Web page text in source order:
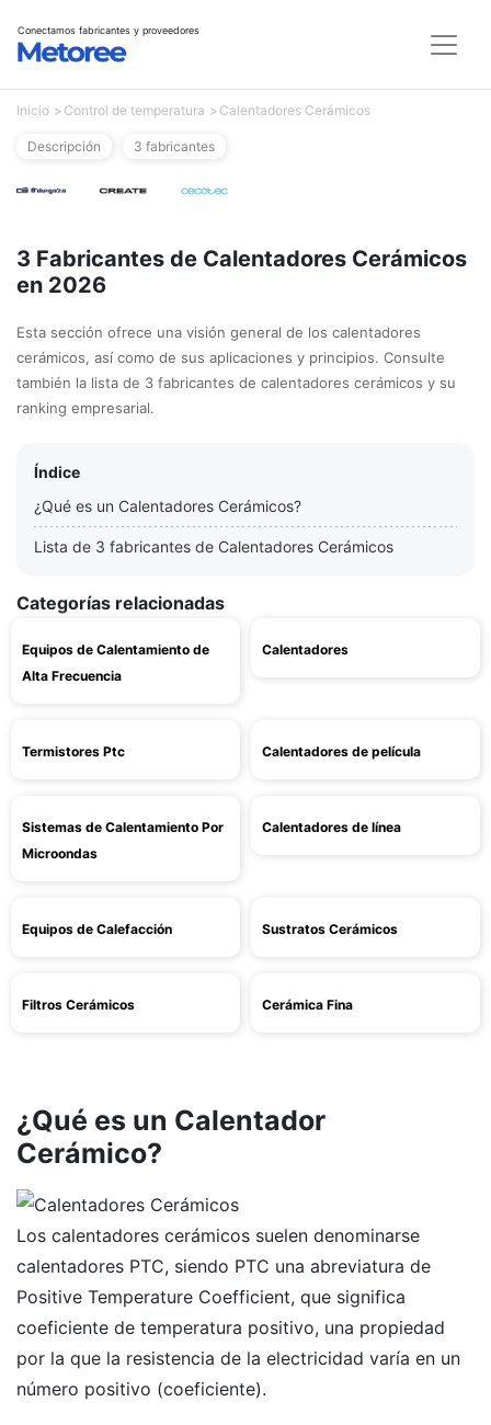
Conectamos fabricantes y proveedores
Inicio Control de temperatura Calentadores Cerámicos
Descripción 3 fabricantes
3 Fabricantes de Calentadores Cerámicos
en 2026
Esta sección ofrece una visión general de los calentadores
cerámicos, así como de sus aplicaciones y principios. Consulte
también la lista de 3 fabricantes de calentadores cerámicos y su
ranking empresarial.
Índice
¿Qué es un Calentadores Cerámicos?
Lista de 3 fabricantes de Calentadores Cerámicos
Categorías relacionadas
Equipos de Calentamiento de
Alta Frecuencia
Calentadores
Termistores Ptc Calentadores de película
Sistemas de Calentamiento Por
Microondas
Calentadores de línea
Equipos de Calefacción Sustratos Cerámicos
Filtros Cerámicos Cerámica Fina
¿Qué es un Calentador
Cerámico?
Los calentadores cerámicos suelen denominarse
calentadores PTC, siendo PTC una abreviatura de
Positive Temperature Coefficient, que significa
coeficiente de temperatura positivo, una propiedad
por la que la resistencia de la electricidad varía en un
número positivo (coeficiente).